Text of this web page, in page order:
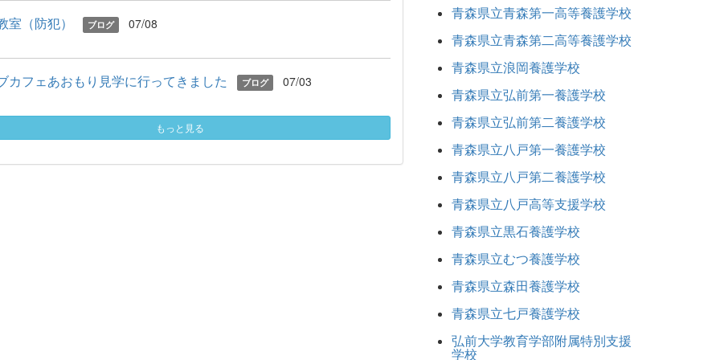
室（防犯） ブログ 07/08
カフェあおもり見学に行ってきました ブログ 07/03
もっと見る
青森県立青森第一高等養護学校
青森県立青森第二高等養護学校
青森県立浪岡養護学校
青森県立弘前第一養護学校
青森県立弘前第二養護学校
青森県立八戸第一養護学校
青森県立八戸第二養護学校
青森県立八戸高等支援学校
青森県立黒石養護学校
青森県立むつ養護学校
青森県立森田養護学校
青森県立七戸養護学校
弘前大学教育学部附属特別支援
学校